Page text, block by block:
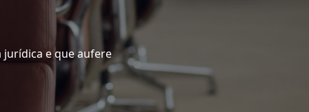
jurídica e que aufere